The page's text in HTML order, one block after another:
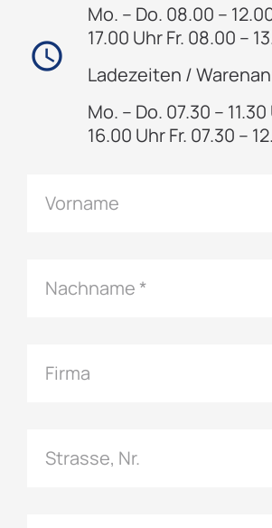
access_time
Mo. – Do. 08.00 –
17.00 Uhr Fr. 08.00 –
Ladezeiten /
Mo. – Do. 07.30 –
16.00 Uhr Fr. 07.30 –